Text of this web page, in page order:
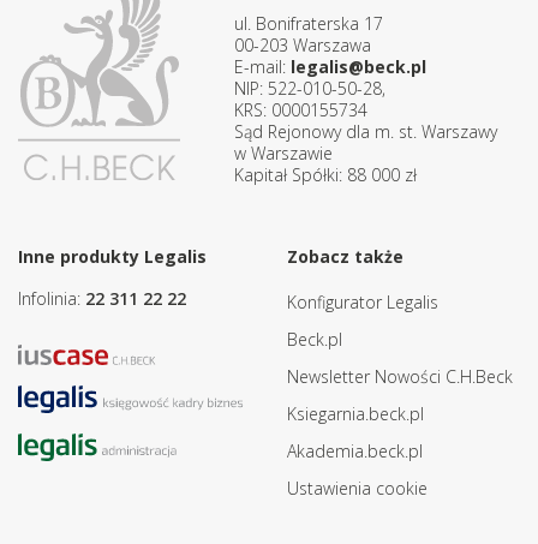
ul. Bonifraterska 17
00-203 Warszawa
E-mail: legalis@beck.pl
NIP: 522-010-50-28,
KRS: 0000155734
Sąd Rejonowy dla m. st. Warszawy
w Warszawie
Kapitał Spółki: 88 000 zł
Inne produkty Legalis
Infolinia: 22 311 22 22
Zobacz także
Konfigurator Legalis
Beck.pl
Newsletter Nowości C.H.Beck
Ksiegarnia.beck.pl
Akademia.beck.pl
Ustawienia cookie